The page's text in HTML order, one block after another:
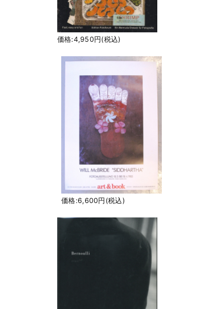
価格:4,950円(税込)
価格:6,600円(税込)